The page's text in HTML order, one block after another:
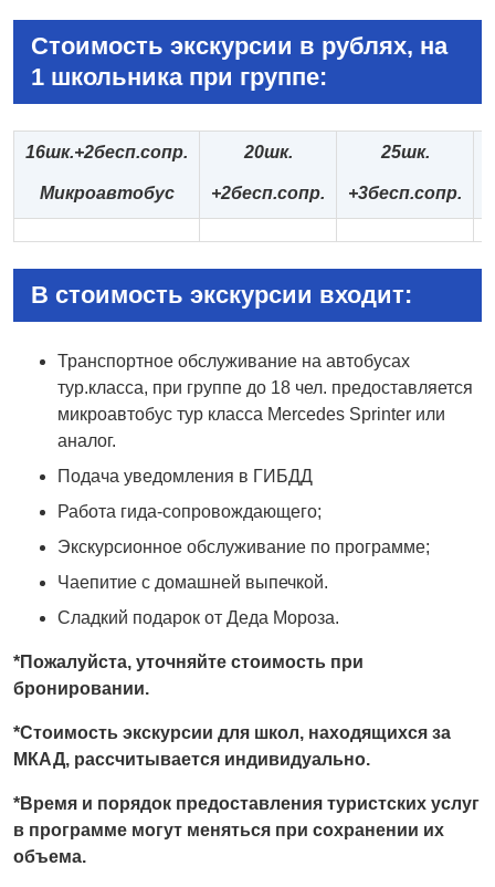
Стоимость экскурсии в рублях, на
1 школьника при группе:
16шк.+2бесп.сопр.
Микроавтобус
20шк.
+2бесп.сопр.
25шк.
+3бесп.сопр.
В стоимость экскурсии входит:
Транспортное обслуживание на автобусах
тур.класса, при группе до 18 чел. предоставляется
микроавтобус тур класса Mercedes Sprinter или
аналог.
Подача уведомления в ГИБДД
Работа гида-сопровождающего;
Экскурсионное обслуживание по программе;
Чаепитие с домашней выпечкой.
Сладкий подарок от Деда Мороза.
*Пожалуйста, уточняйте стоимость при
бронировании.
*Стоимость экскурсии для школ, находящихся за
МКАД, рассчитывается индивидуально.
*Время и порядок предоставления туристских услуг
в программе могут меняться при сохранении их
объема.